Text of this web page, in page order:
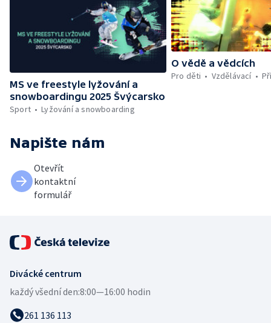
MS ve freestyle lyžování a
snowboardingu 2025 Švýcarsko
Sport
Lyžování a snowboarding
O vědě a vědcích
Pro děti
Vzdělávací
Napište nám
Otevřít
kontaktní
formulář
Divácké centrum
každý všední den:8:00—16:00 hodin
261 136 113